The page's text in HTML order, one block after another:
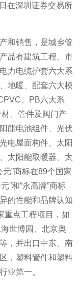
在深圳证券交易所
和销售，是城乡管
品有建筑工程、市
力电缆护套六大系
地暖、配套六大模
、PB六大系
、管件及阀门产
能电池组件、光伏
电屋面构件、太阳
太阳能取暖器、太
”商标在89个国家
”和“永高牌”商标
的性能和品牌认知
重点工程项目，如
世博园、北京奥
，并出口中东、南
，塑料管件和塑料
业第一。